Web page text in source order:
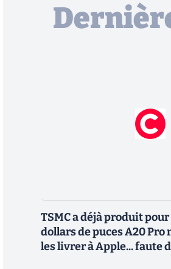
TSMC a déjà produit
dollars de puces A20 Pro
les livrer à Apple... faute